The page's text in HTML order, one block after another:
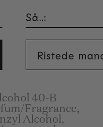
Så..:
Ristede
40-B
Fragrance,
Alcohol,